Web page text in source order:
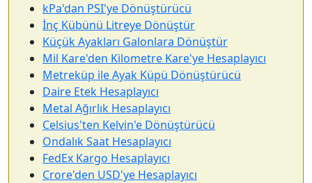
kPa'dan PSI'ye Dönüştürücü
İnç Kübünü Litreye Dönüştür
Küçük Ayakları Galonlara Dönüştür
Mil Kare'den Kilometre Kare'ye Hesaplayıcı
Metreküp ile Ayak Küpü Dönüştürücü
Daire Etek Hesaplayıcı
Metal Ağırlık Hesaplayıcı
Celsius'ten Kelvin'e Dönüştürücü
Ondalık Saat Hesaplayıcı
FedEx Kargo Hesaplayıcı
Crore'den USD'ye Hesaplayıcı